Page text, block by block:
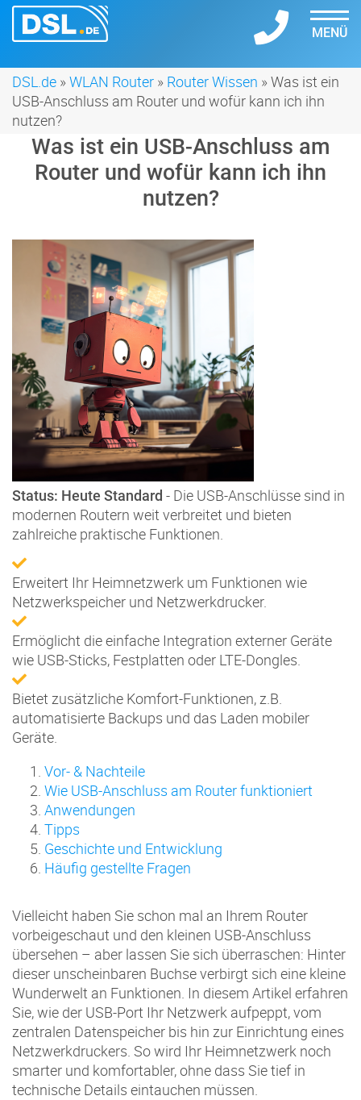
MENÜ
DSL.de »WLAN Router » Router Wissen » Was ist ein
USB-Anschluss am Router und wofür kann ich ihn
nutzen?
Was ist ein USB-Anschluss am
Router und wofür kann ich ihn
nutzen?
Status: Heute Standard - Die USB-Anschlüsse sind in
modernen Routern weit verbreitet und bieten
zahlreiche praktische Funktionen.
Erweitert Ihr Heimnetzwerk um Funktionen wie
Netzwerkspeicher und Netzwerkdrucker.
Ermöglicht die einfache Integration externer Geräte
wie USB-Sticks, Festplatten oder LTE-Dongles.
Bietet zusätzliche Komfort-Funktionen, z.B.
automatisierte Backups und das Laden mobiler
Geräte.
Vor- & Nachteile
Wie USB-Anschluss am Router funktioniert
Anwendungen
Tipps
Geschichte und Entwicklung
Häufig gestellte Fragen
Vielleicht haben Sie schon mal an Ihrem Router
vorbeigeschaut und den kleinen USB-Anschluss
übersehen – aber lassen Sie sich überraschen: Hinter
dieser unscheinbaren Buchse verbirgt sich eine kleine
Wunderwelt an Funktionen. In diesem Artikel erfahren
Sie, wie der USB-Port Ihr Netzwerk aufpeppt, vom
zentralen Datenspeicher bis hin zur Einrichtung eines
Netzwerkdruckers. So wird Ihr Heimnetzwerk noch
smarter und komfortabler, ohne dass Sie tief in
technische Details eintauchen müssen.